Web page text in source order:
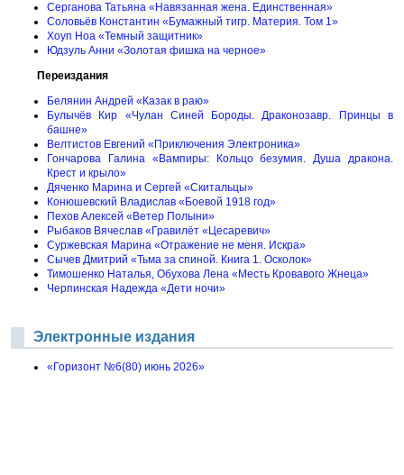
Серганова Татьяна «Навязанная жена. Единственная»
Соловьёв Константин «Бумажный тигр. Материя. Том 1»
Хоуп Ноа «Темный защитник»
Юдзуль Анни «Золотая фишка на черное»
Переиздания
Белянин Андрей «Казак в раю»
Булычёв Кир «Чулан Синей Бороды. Драконозавр. Принцы в
башне»
Велтистов Евгений «Приключения Электроника»
Гончарова Галина «Вампиры: Кольцо безумия. Душа дракона.
Крест и крыло»
Дяченко Марина и Сергей «Скитальцы»
Конюшевский Владислав «Боевой 1918 год»
Пехов Алексей «Ветер Полыни»
Рыбаков Вячеслав «Гравилёт «Цесаревич»
Суржевская Марина «Отражение не меня. Искра»
Сычев Дмитрий «Тьма за спиной. Книга 1. Осколок»
Тимошенко Наталья, Обухова Лена «Месть Кровавого Жнеца»
Черпинская Надежда «Дети ночи»
Электронные издания
«Горизонт №6(80) июнь 2026»